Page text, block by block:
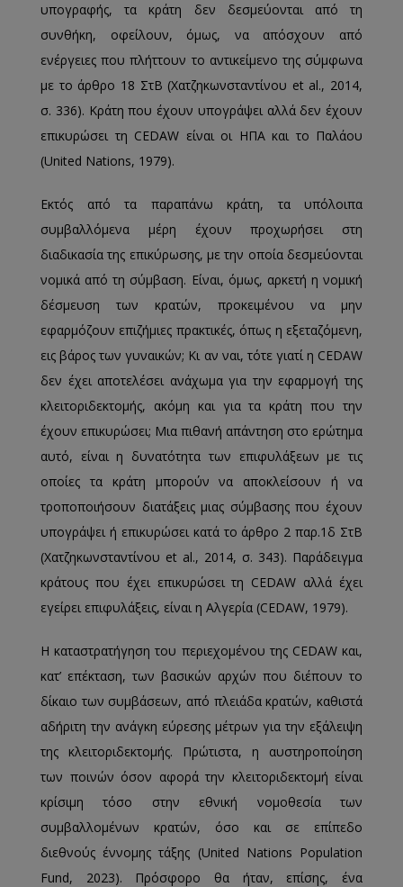
υπογραφής, τα κράτη δεν δεσμεύονται από τη
συνθήκη, οφείλουν, όμως, να απόσχουν από
ενέργειες που πλήττουν το αντικείμενο της σύμφωνα
με το άρθρο 18 ΣτΒ (Χατζηκωνσταντίνου et al., 2014,
σ. 336). Κράτη που έχουν υπογράψει αλλά δεν έχουν
επικυρώσει τη CEDAW είναι οι ΗΠΑ και το Παλάου
(United Nations, 1979).
Εκτός από τα παραπάνω κράτη, τα υπόλοιπα
συμβαλλόμενα μέρη έχουν προχωρήσει στη
διαδικασία της επικύρωσης, με την οποία δεσμεύονται
νομικά από τη σύμβαση. Είναι, όμως, αρκετή η νομική
δέσμευση των κρατών, προκειμένου να μην
εφαρμόζουν επιζήμιες πρακτικές, όπως η εξεταζόμενη,
εις βάρος των γυναικών; Κι αν ναι, τότε γιατί η CEDAW
δεν έχει αποτελέσει ανάχωμα για την εφαρμογή της
κλειτοριδεκτομής, ακόμη και για τα κράτη που την
έχουν επικυρώσει; Μια πιθανή απάντηση στο ερώτημα
αυτό, είναι η δυνατότητα των επιφυλάξεων με τις
οποίες τα κράτη μπορούν να αποκλείσουν ή να
τροποποιήσουν διατάξεις μιας σύμβασης που έχουν
υπογράψει ή επικυρώσει κατά το άρθρο 2 παρ.1δ ΣτΒ
(Χατζηκωνσταντίνου et al., 2014, σ. 343). Παράδειγμα
κράτους που έχει επικυρώσει τη CEDAW αλλά έχει
εγείρει επιφυλάξεις, είναι η Αλγερία (CEDAW, 1979).
Η καταστρατήγηση του περιεχομένου της CEDAW και,
κατ’ επέκταση, των βασικών αρχών που διέπουν το
δίκαιο των συμβάσεων, από πλειάδα κρατών, καθιστά
αδήριτη την ανάγκη εύρεσης μέτρων για την εξάλειψη
της κλειτοριδεκτομής. Πρώτιστα, η αυστηροποίηση
των ποινών όσον αφορά την κλειτοριδεκτομή είναι
κρίσιμη τόσο στην εθνική νομοθεσία των
συμβαλλομένων κρατών, όσο και σε επίπεδο
διεθνούς έννομης τάξης (United Nations Population
Fund, 2023). Πρόσφορο θα ήταν, επίσης, ένα